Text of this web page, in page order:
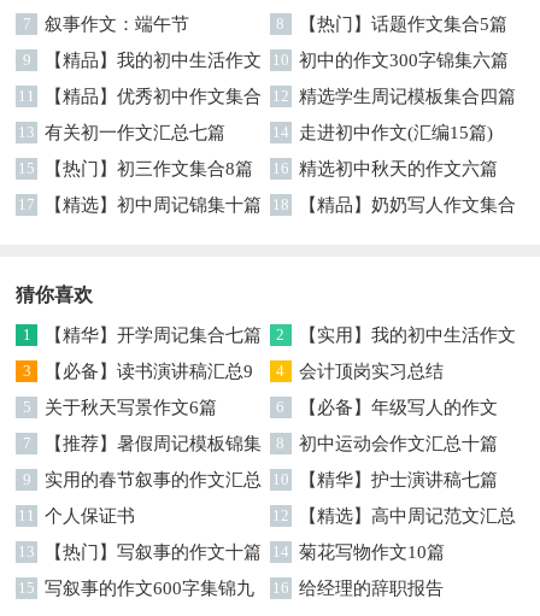
9篇
7 叙事作文：端午节 8 【热门】话题作文集合5篇
9
【精品】我的初中生活作文
锦集十篇
10 初中的作文300字锦集六篇
11
【精品】优秀初中作文集合
九篇
12 精选学生周记模板集合四篇
13 有关初一作文汇总七篇 14 走进初中作文(汇编15篇)
15 【热门】初三作文集合8篇 16 精选初中秋天的作文六篇
17 【精选】初中周记锦集十篇 18
【精品】奶奶写人作文集合
猜你喜欢
1 【精华】开学周记集合七篇 2
【实用】我的初中生活作文
锦集八篇
3
【必备】读书演讲稿汇总9
篇
4 会计顶岗实习总结
5 关于秋天写景作文6篇 6
【必备】年级写人的作文
300字汇总六篇
7
【推荐】暑假周记模板锦集
八篇
8 初中运动会作文汇总十篇
9
实用的春节叙事的作文汇总
6篇
10 【精华】护士演讲稿七篇
11 个人保证书 12
【精选】高中周记范文汇总
7篇
13 【热门】写叙事的作文十篇 14 菊花写物作文10篇
15
写叙事的作文600字集锦九
16 给经理的辞职报告